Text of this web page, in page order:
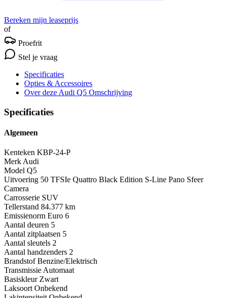
Bereken mijn leaseprijs
of
Proefrit
Stel je vraag
Specificaties
Opties & Accessoires
Over deze Audi Q5 Omschrijving
Specificaties
Algemeen
Kenteken KBP-24-P
Merk Audi
Model Q5
Uitvoering 50 TFSIe Quattro Black Edition S-Line Pano Sfeer
Camera
Carrosserie SUV
Tellerstand 84.377 km
Emissienorm Euro 6
Aantal deuren 5
Aantal zitplaatsen 5
Aantal sleutels 2
Aantal handzenders 2
Brandstof Benzine/Elektrisch
Transmissie Automaat
Basiskleur Zwart
Laksoort Onbekend